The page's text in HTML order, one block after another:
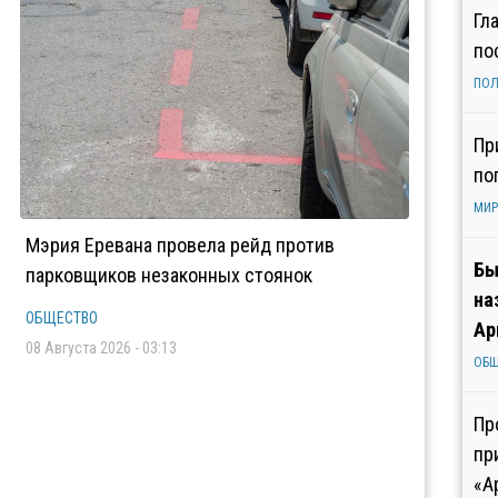
Мэрия Еревана провела рейд против
парковщиков незаконных стоянок
ОБЩЕСТВО
08 Августа 2026 - 03:13
МИР